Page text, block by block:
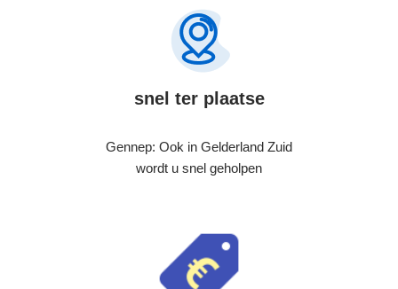
snel ter plaatse
Gennep: Ook in Gelderland Zuid
wordt u snel geholpen